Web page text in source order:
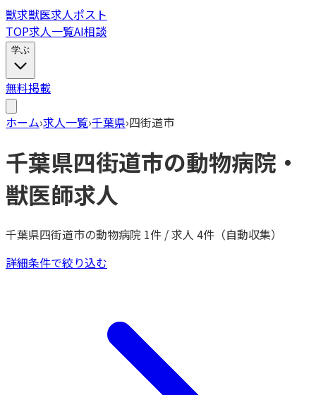
獣求獣医求人ポスト
TOP求人一覧AI相談
学ぶ
無料掲載
ホーム›求人一覧›千葉県›四街道市
千葉県四街道市の動物病院・
獣医師求人
千葉県四街道市の動物病院 1件 / 求人 4件（自動収集）
詳細条件で絞り込む